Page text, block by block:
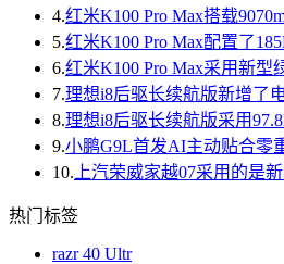
4.红米K100 Pro Max搭载
5.红米K100 Pro Max配置了
6.红米K100 Pro Max采用新型
7.理想i8后驱长续航版新增了
8.理想i8后驱长续航版采用
9.小鹏G9L首发AI主动贴合零
10. 上汽荣威家越07采用的是
热门标签
razr 40 Ultr